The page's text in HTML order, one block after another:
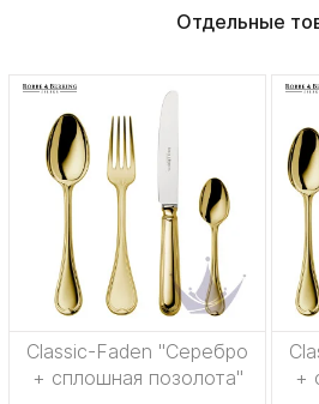
Отдельные
Classic-Faden "Серебро
+ сплошная позолота"
+